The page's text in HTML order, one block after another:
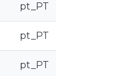
pt_PT
pt_PT
pt_PT